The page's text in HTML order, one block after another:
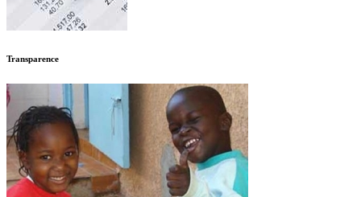
Transparence